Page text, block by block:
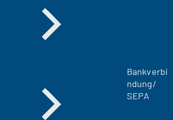
Bankverbi
ndung/
SEPA